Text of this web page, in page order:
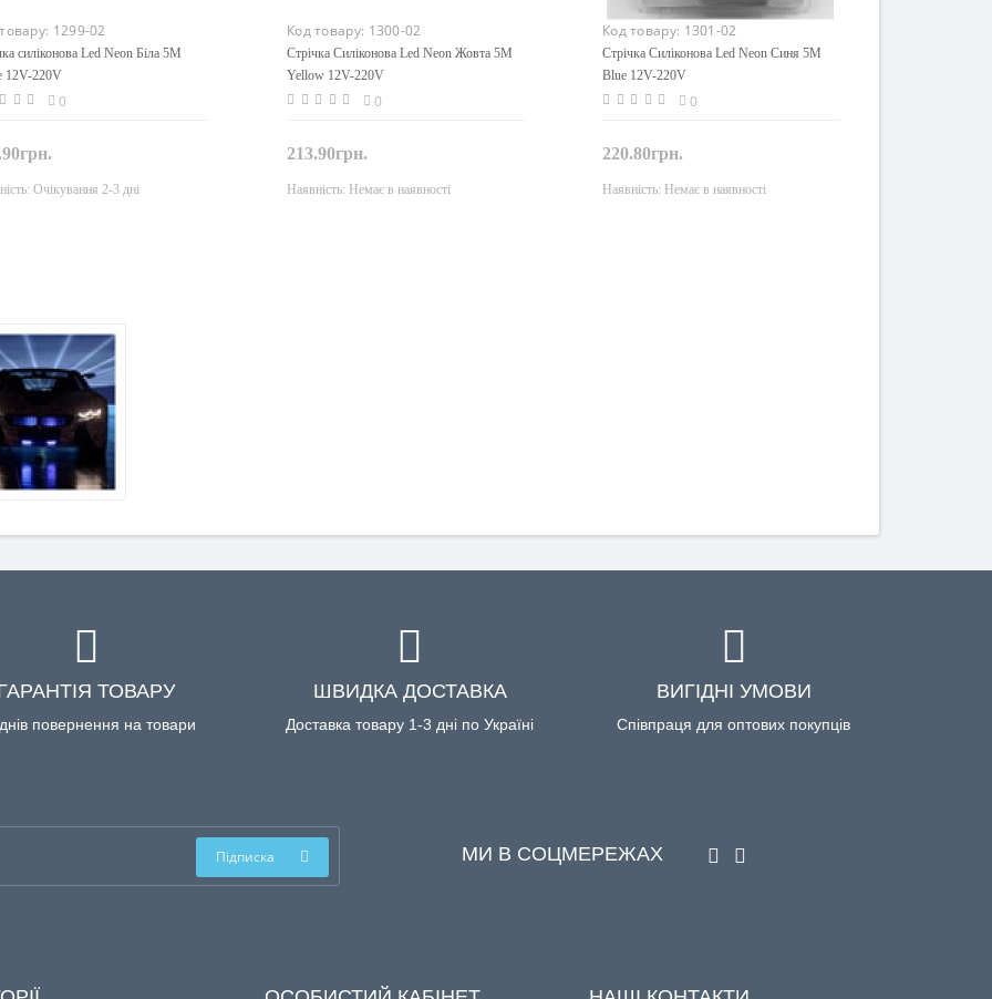
1299-02
силіконова Led Neon Біла 5M
12V-220V
0
Закінчився
Очікування 2-3 дні
Код товару: 1300-02
Стрічка Силіконова Led Neon Жовта 5M
Yellow 12V-220V
0
213.90грн.
Закінчився
Наявність: Немає в наявності
Код товару: 1301-02
Стрічка Силіконова Led Neon Синя 5M
Blue 12V-220V
0
220.80грн.
Закінчився
Наявність: Немає в наявності
ТОВАРУ
повернення на товари
ШВИДКА ДОСТАВКА
Доставка товару 1-3 дні по Україні
ВИГІДНІ УМОВИ
Співпраця для оптових покупців
Підписка МИ В СОЦМЕРЕЖАХ